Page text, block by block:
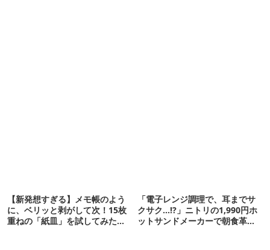
【新発想すぎる】メモ帳のよう
に、ベリッと剥がして次！15枚
重ねの「紙皿」を試してみた
「電子レンジ調理で、耳までサ
クサク…!?」ニトリの1,990円ホ
ットサンドメーカーで朝食革命